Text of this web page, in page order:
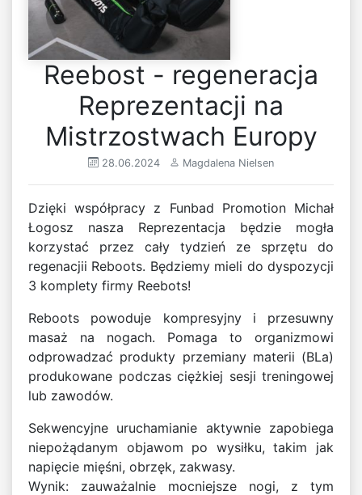
Reebost - regeneracja
Reprezentacji na
Mistrzostwach Europy
28.06.2024 Magdalena Nielsen
Dzięki współpracy z Funbad Promotion Michał
Łogosz nasza Reprezentacja będzie mogła
korzystać przez cały tydzień ze sprzętu do
regenacjii Reboots. Będziemy mieli do dyspozycji
3 komplety firmy Reebots!
Reboots powoduje kompresyjny i przesuwny
masaż na nogach. Pomaga to organizmowi
odprowadzać produkty przemiany materii (BLa)
produkowane podczas ciężkiej sesji treningowej
lub zawodów.
Sekwencyjne uruchamianie aktywnie zapobiega
niepożądanym objawom po wysiłku, takim jak
napięcie mięśni, obrzęk, zakwasy.
Wynik: zauważalnie mocniejsze nogi, z tym